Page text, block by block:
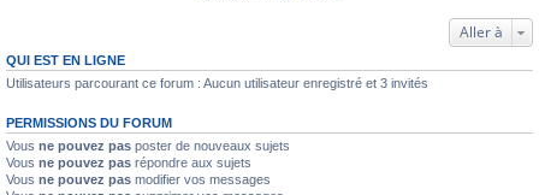
Aller à
QUI EST EN LIGNE
Utilisateurs parcourant ce forum : Aucun utilisateur enregistré et 3 invités
PERMISSIONS DU FORUM
Vous ne pouvez pas poster de nouveaux sujets
Vous ne pouvez pas répondre aux sujets
Vous ne pouvez pas modifier vos messages